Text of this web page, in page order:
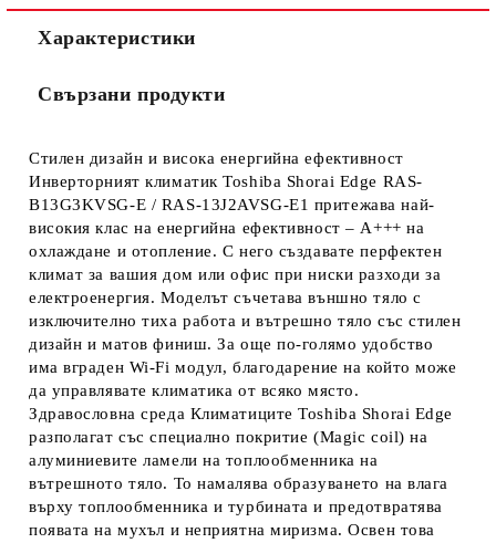
Характеристики
Свързани продукти
Стилен дизайн и висока енергийна ефективност
Инверторният климатик Toshiba Shorai Edge RAS-
B13G3KVSG-E / RAS-13J2AVSG-E1 притежава най-
високия клас на енергийна ефективност – A+++ на
охлаждане и отопление. С него създавате перфектен
климат за вашия дом или офис при ниски разходи за
електроенергия. Моделът съчетава външно тяло с
изключително тиха работа и вътрешно тяло със стилен
дизайн и матов финиш. За още по-голямо удобство
има вграден Wi-Fi модул, благодарение на който може
да управлявате климатика от всяко място.
Здравословна среда Климатиците Toshiba Shorai Edge
разполагат със специално покритие (Magic coil) на
алуминиевите ламели на топлообменника на
вътрешното тяло. То намалява образуването на влага
върху топлообменника и турбината и предотвратява
появата на мухъл и неприятна миризма. Освен това